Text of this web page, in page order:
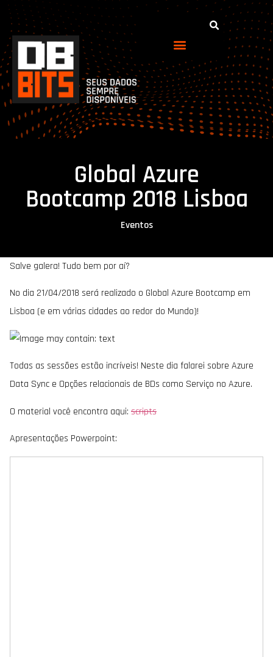
Global Azure
Bootcamp 2018 Lisboa
Eventos
Salve galera! Tudo bem por aí?
No dia 21/04/2018 será realizado o Global Azure Bootcamp em
Lisboa (e em várias cidades ao redor do Mundo)!
Todas as sessões estão incríveis! Neste dia falarei sobre Azure
Data Sync e Opções relacionais de BDs como Serviço no Azure.
O material você encontra aqui: scripts
Apresentações Powerpoint: